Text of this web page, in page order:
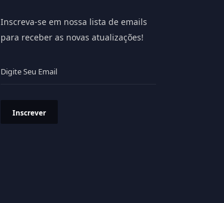
Inscreva-se em nossa lista de emails
para receber as novas atualizações!
Inscrever